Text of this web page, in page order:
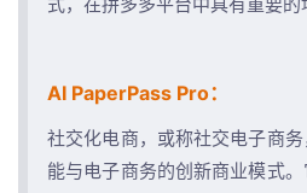
AI PaperPass Pro：
社交化电商，或称社交电子商
能与电子商务的创新商业模式